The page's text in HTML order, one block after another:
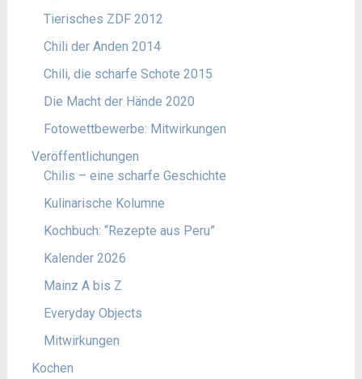
Tierisches ZDF 2012
Chili der Anden 2014
Chili, die scharfe Schote 2015
Die Macht der Hände 2020
Fotowettbewerbe: Mitwirkungen
Veröffentlichungen
Chilis – eine scharfe Geschichte
Kulinarische Kolumne
Kochbuch: “Rezepte aus Peru”
Kalender 2026
Mainz A bis Z
Everyday Objects
Mitwirkungen
Kochen